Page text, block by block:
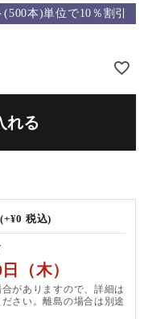
本)単位で10％割引
れる
税込)
（木）
がありますので、詳細は
さい。離島の場合は別途